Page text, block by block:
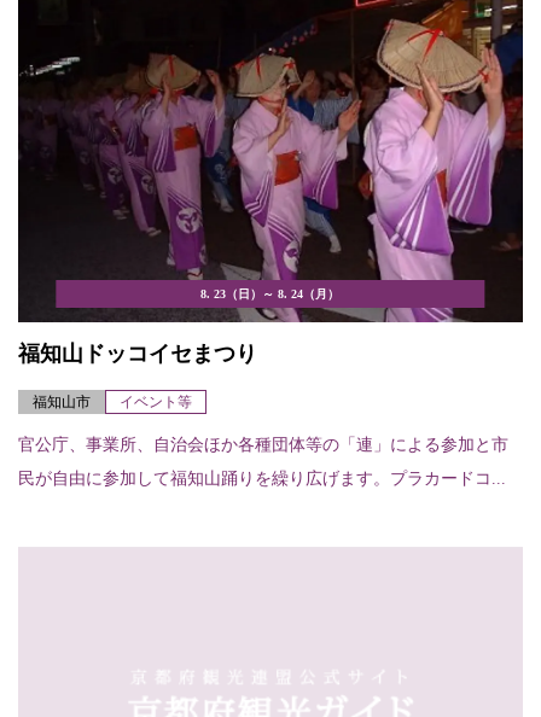
8. 23（日）～ 8. 24（月）
福知山ドッコイセまつり
福知山市 イベント等
官公庁、事業所、自治会ほか各種団体等の「連」による参加と市
民が自由に参加して福知山踊りを繰り広げます。プラカードコ...